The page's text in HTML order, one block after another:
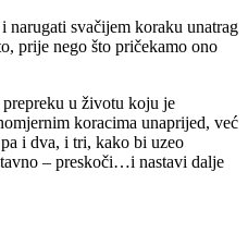
narugati svačijem koraku unatrag
prije nego što pričekamo ono
prepreku u životu koju je
koracima unaprijed, već
i dva, i tri, kako bi uzeo
– preskoči…i nastavi dalje